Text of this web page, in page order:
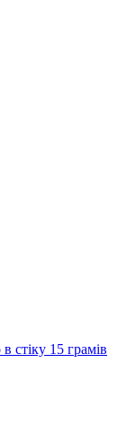
стіку 15 грамів